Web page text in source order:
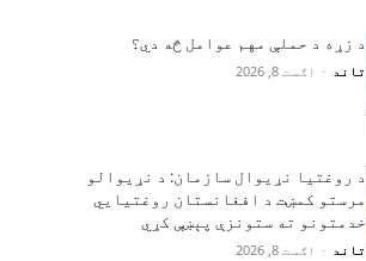
د زړه د حملې مهم عوامل څه دي؟
تاند - اګست 8, 2026
د روغتیا نړیوال سازمان: د نړیوالو
مرستو کمښت د افغانستان روغتیايي
خدمتونو ته ستونزې پېښې کړي
تاند - اګست 8, 2026